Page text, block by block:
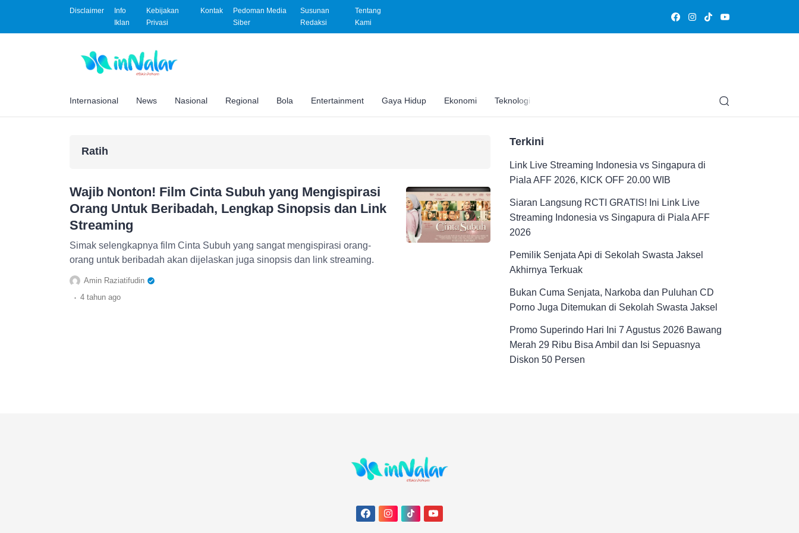
Disclaimer
Info
Iklan
Kebijakan
Privasi
Kontak
Pedoman Media
Siber
Susunan
Redaksi
Tentang
Kami
Internasional News Nasional Regional Bola Entertainment Gaya Hidup Ekonomi Teknologi Edukasi
Ratih
Wajib Nonton! Film Cinta Subuh yang Mengispirasi
Orang Untuk Beribadah, Lengkap Sinopsis dan Link
Streaming
Simak selengkapnya film Cinta Subuh yang sangat mengispirasi orang-
orang untuk beribadah akan dijelaskan juga sinopsis dan link streaming.
Amin Raziatifudin
. 4 tahun ago
Terkini
Link Live Streaming Indonesia vs Singapura di
Piala AFF 2026, KICK OFF 20.00 WIB
Siaran Langsung RCTI GRATIS! Ini Link Live
Streaming Indonesia vs Singapura di Piala AFF
2026
Pemilik Senjata Api di Sekolah Swasta Jaksel
Akhirnya Terkuak
Bukan Cuma Senjata, Narkoba dan Puluhan CD
Porno Juga Ditemukan di Sekolah Swasta Jaksel
Promo Superindo Hari Ini 7 Agustus 2026 Bawang
Merah 29 Ribu Bisa Ambil dan Isi Sepuasnya
Diskon 50 Persen